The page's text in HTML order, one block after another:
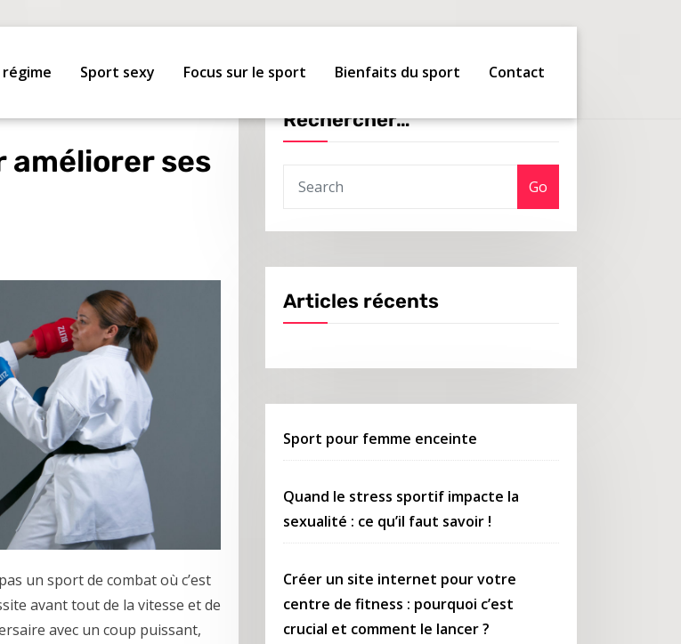
Sport sexy Focus sur le sport Bienfaits du sport Contact
améliorer ses
un sport de combat où c’est
avant tout de la vitesse et de
avec un coup puissant,
Rechercher…
Go
Articles récents
Sport pour femme enceinte
Quand le stress sportif impacte la
sexualité : ce qu’il faut savoir !
Créer un site internet pour votre
centre de fitness : pourquoi c’est
crucial et comment le lancer ?